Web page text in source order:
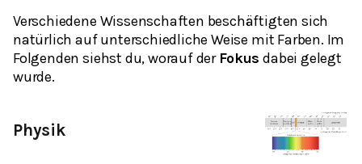
Verschiedene Wissenschaften beschäftigten sich
natürlich auf unterschiedliche Weise mit Farben. Im
Folgenden siehst du, worauf der Fokus dabei gelegt
wurde.
Physik